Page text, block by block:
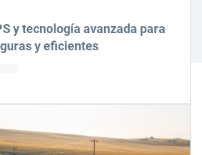
y tecnología avanzada para
y eficientes